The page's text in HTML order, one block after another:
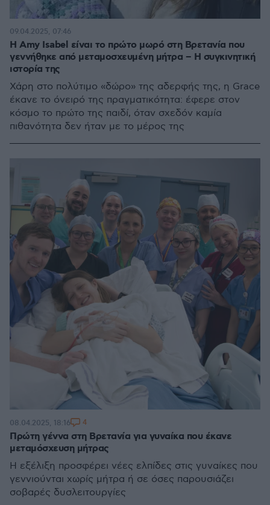
Η Amy Isabel είναι το πρώτο μωρό στη Βρετανία που
γεννήθηκε από μεταμοσχευμένη μήτρα – Η συγκινητική
ιστορία της
Χάρη στο πολύτιμο «δώρο» της αδερφής της, η Grace
έκανε το όνειρό της πραγματικότητα: έφερε στον
κόσμο το πρώτο της παιδί, όταν σχεδόν καμία
πιθανότητα δεν ήταν με το μέρος της
09.04.2025, 07:46
Πρώτη γέννα στη Βρετανία για γυναίκα που έκανε
μεταμόσχευση μήτρας
Η εξέλιξη προσφέρει νέες ελπίδες στις γυναίκες που
γεννιούνται χωρίς μήτρα ή σε όσες παρουσιάζει
σοβαρές δυσλειτουργίες
08.04.2025, 18:16 4